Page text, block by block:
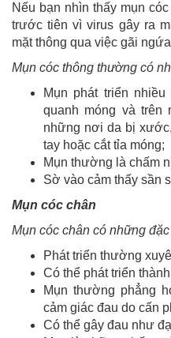
Nếu bạn nhìn thấy mụn
trước tiên vì virus gây ra
mặt thông qua việc gãi
Mụn cóc thông thường có
Mụn phát triển
quanh móng và trên
những nơi da bị
tay hoặc cắt tỉa móng;
Mụn thường là chấm
Sờ vào cảm thấy sần
Mụn cóc chân
Mụn cóc chân có những
Phát triển thường
Có thể phát triển
Mụn thường phẳng
cảm giác đau do cấn
Có thể gây đau như